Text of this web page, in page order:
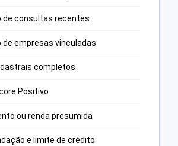
de consultas recentes
de empresas vinculadas
completos
Positivo
ou renda presumida
e limite de crédito